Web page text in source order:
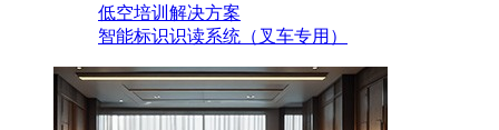
低空培训解决方案
智能标识识读系统（叉车专用）